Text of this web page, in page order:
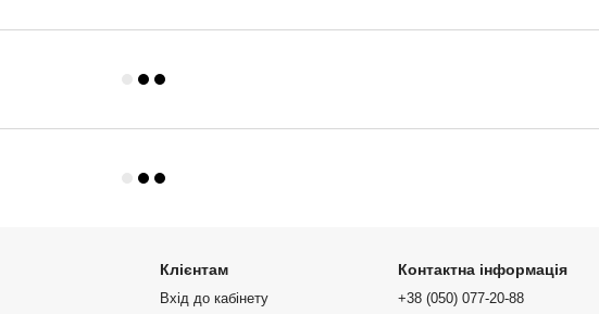
Клієнтам
Вхід до кабінету
Контактна інформація
+38 (050) 077-20-88